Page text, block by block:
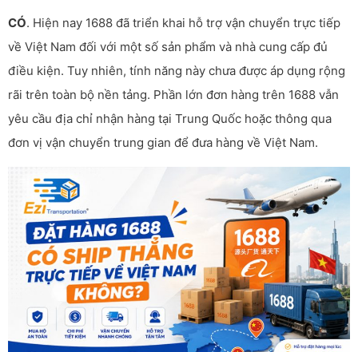
CÓ. Hiện nay 1688 đã triển khai hỗ trợ vận chuyển trực tiếp
về Việt Nam đối với một số sản phẩm và nhà cung cấp đủ
điều kiện. Tuy nhiên, tính năng này chưa được áp dụng rộng
rãi trên toàn bộ nền tảng. Phần lớn đơn hàng trên 1688 vẫn
yêu cầu địa chỉ nhận hàng tại Trung Quốc hoặc thông qua
đơn vị vận chuyển trung gian để đưa hàng về Việt Nam.